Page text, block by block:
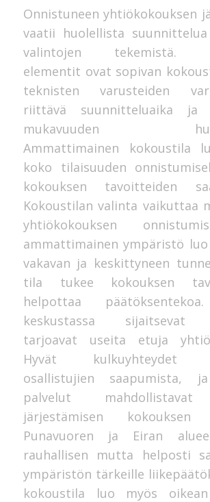
Onnistuneen yhtiökokouksen
vaatii huolellista
valintojen tekemistä.
elementit ovat sopivan
teknisten varusteiden
riittävä suunnitteluaika ja
mukavuuden
Ammattimainen kokoustila
koko tilaisuuden
kokouksen tavoitteiden
Kokoustilan valinta vaikuttaa
yhtiökokouksen
ammattimainen ympäristö
vakavan ja keskittyneen
tila tukee kokouksen
helpottaa
keskustassa sijaitsevat
tarjoavat useita etuja
Hyvät kulkuyhteydet
osallistujien saapumista,
palvelut mahdollistavat
järjestämisen kokouksen
Punavuoren ja Eiran
rauhallisen mutta helposti
ympäristön tärkeille
kokoustila luo myös